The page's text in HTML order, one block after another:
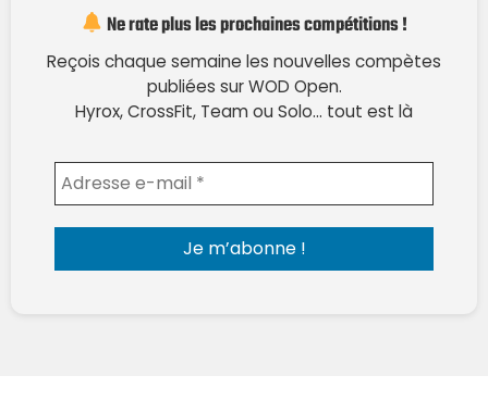
Ne rate plus les prochaines compétitions !
Reçois chaque semaine les nouvelles compètes
publiées sur WOD Open.
Hyrox, CrossFit, Team ou Solo… tout est là